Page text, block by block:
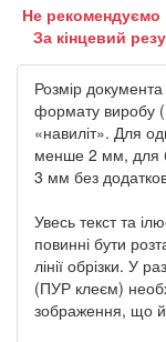
Не рекомендуємо
За кінцевий
Розмір документа
формату виробу
«навиліт». Для
менше 2 мм, для
3 мм без
Увесь текст та
повинні бути
лінії обрізки. У
(ПУР клеєм)
зображення, що